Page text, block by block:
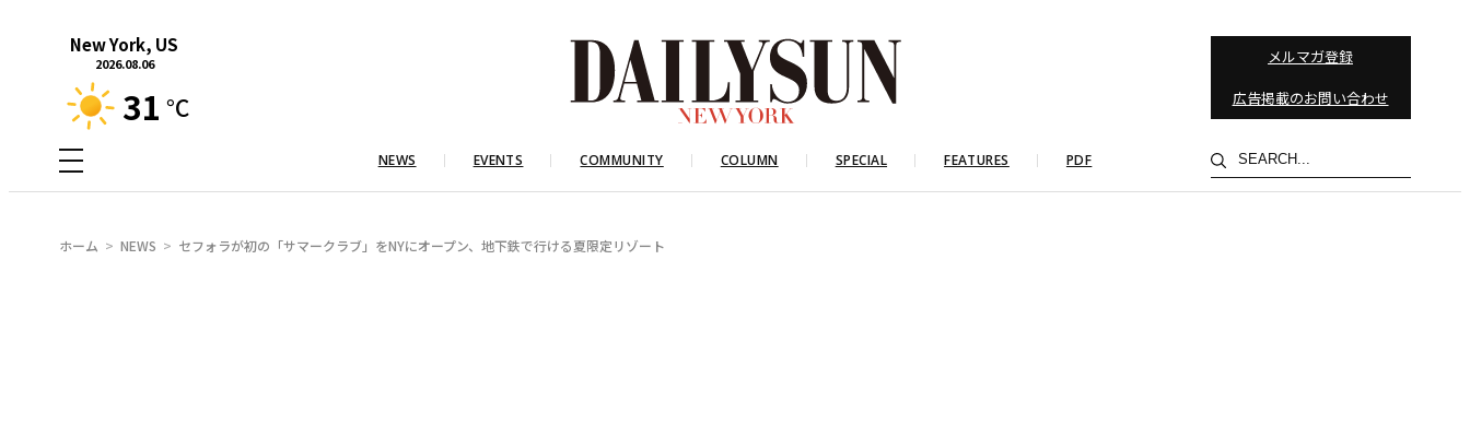
New York, US
2026.08.06
31 °C
メルマガ登録
広告掲載のお問い合わせ
NEWS EVENTS COMMUNITY COLUMN SPECIAL FEATURES PDF
検
索
ホーム NEWS セフォラが初の「サマークラブ」をNYにオープン、地下鉄で行ける夏限定リゾート